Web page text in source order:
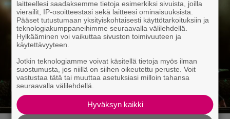
laitteellesi saadaksemme tietoja esimerkiksi sivuista, joilla
vierailit, IP-osoitteestasi sekä laitteesi ominaisuuksista.
Pääset tutustumaan yksityiskohtaisesti käyttötarkoituksiin ja
teknologiakumppaneihimme seuraavalla välilehdellä.
Hylkääminen voi vaikuttaa sivuston toimivuuteen ja
käytettävyyteen.
Jotkin teknologiamme voivat käsitellä tietoja myös ilman
suostumusta, jos niillä on siihen oikeutettu peruste. Voit
vastustaa tätä tai muuttaa asetuksiasi milloin tahansa
seuraavalla välilehdellä.
Hyväksyn kaikki